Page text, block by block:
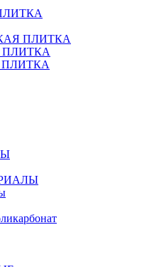
ПЛИТКА